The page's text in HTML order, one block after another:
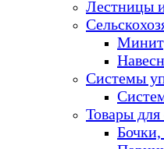
Лестницы
Системы
Товары для